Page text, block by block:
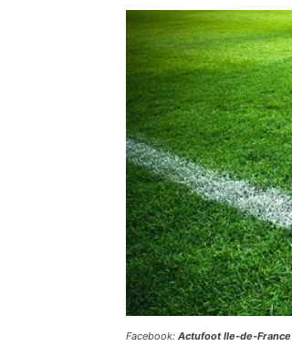
Facebook: Actufoot Ile-de-France